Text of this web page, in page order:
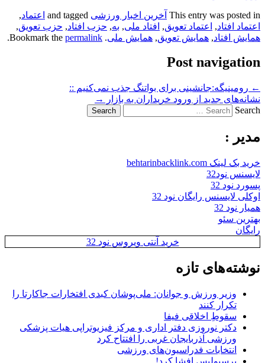
This entry was posted in آخرین اخبار ورزشی اعتماد,
اعتماد افتاد, اعتماد تعویق, افتاد ملی, به, حزب افتاد, حزب تعویق,
همایش افتاد, همایش تعویق, همایش ملی. Bookmark the
permalink
.
Post navigation
← رومینیگه:جانشینی برای بواتنگ جذب نمی‌کنیم ::
نشانه‌های جدید از ورود خریداران به بازار
→
Search
مدیر :
خرید بک لینک behtarinbacklink.com
لایسنس نود32
پسورد نود 32
اوکلی لایسنس رایگان نود 32
همیار نود 32
بهترین سئو
رایگان
خرید آنتی ویروس نود 32
نوشته‌های تازه
وزیر ورزش و جوانان: ملی‌پوشان کبدی افتخارات جاکارتا را
تکرار کنند
سقوطِ اخلاقی فیفا
دکتر نوروزی دفتر اداری و مرکز فیزیوتراپی هیات پزشکی
ورزشی آذربایجان غربی را افتتاح کرد
انتخابات فدراسیون‌های ورزشی
پرسپولیس افشا کرد!